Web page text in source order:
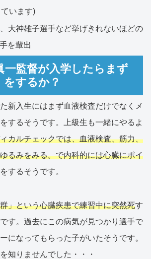
います)
大神雄子選手など挙げきれないほどの
を輩出
監督が入学したらまず
をするか？
新入生にはまず血液検査だけでなくメ
するそうです。上級生も一緒にやるよ
カルチェックでは、血液検査、筋力、
るみをみる。で内科的には心臓にポイ
するそうです。
」という心臓疾患で練習中に突然死す
す。過去にこの病気が見つかり選手で
になってもらった子がいたそうです。
知りませんでした・・・